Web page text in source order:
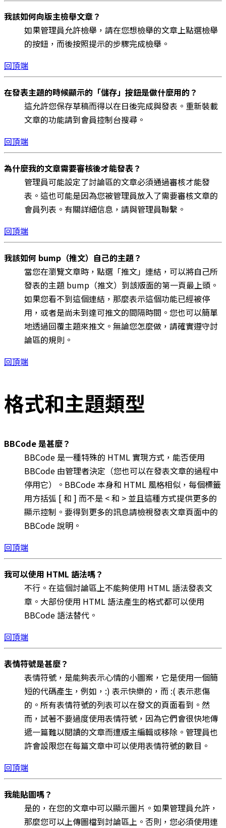
我該如何向版主檢舉文章？
如果管理員允許檢舉，請在您想檢舉的文章上點選檢舉
的按鈕，而後按照提示的步驟完成檢舉。
回頂端
在發表主題的時候顯示的「儲存」按鈕是做什麼用的？
這允許您保存草稿而得以在日後完成與發表。重新裝載
文章的功能請到會員控制台搜尋。
回頂端
為什麼我的文章需要審核後才能發表？
管理員可能設定了討論區的文章必須通過審核才能發
表。這也可能是因為您被管理員放入了需要審核文章的
會員列表。有關詳細信息，請與管理員聯繫。
回頂端
我該如何 bump（推文）自己的主題？
當您在瀏覽文章時，點選「推文」連結，可以將自己所
發表的主題 bump（推文）到該版面的第一頁最上頭。
如果您看不到這個連結，那麼表示這個功能已經被停
用，或者是尚未到達可推文的間隔時間。您也可以簡單
地透過回覆主題來推文。無論您怎麼做，請確實遵守討
論區的規則。
回頂端
格式和主題類型
BBCode 是甚麼？
BBCode 是一種特殊的 HTML 實現方式，能否使用
BBCode 由管理者決定（您也可以在發表文章的過程中
停用它）。BBCode 本身和 HTML 風格相似，每個標籤
用方括弧 [ 和 ] 而不是 < 和 > 並且這種方式提供更多的
顯示控制。要得到更多的訊息請檢視發表文章頁面中的
BBCode 說明。
回頂端
我可以使用 HTML 語法嗎？
不行。在這個討論區上不能夠使用 HTML 語法發表文
章。大部份使用 HTML 語法產生的格式都可以使用
BBCode 語法替代。
回頂端
表情符號是甚麼？
表情符號，是能夠表示心情的小圖案，它是使用一個簡
短的代碼產生，例如，:) 表示快樂的，而 :( 表示悲傷
的。所有表情符號的列表可以在發文的頁面看到。然
而，試著不要過度使用表情符號，因為它們會很快地傳
遞一篇難以閱讀的文章而遭版主編輯或移除。管理員也
許會設限您在每篇文章中可以使用表情符號的數目。
回頂端
我能貼圖嗎？
是的，在您的文章中可以顯示圖片。如果管理員允許，
那麼您可以上傳圖檔到討論區上。否則，您必須使用連